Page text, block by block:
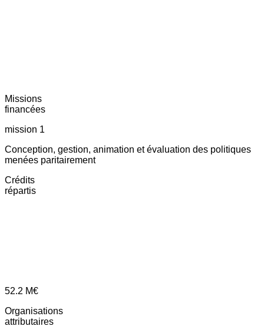
Missions
financées
mission 1
Conception, gestion, animation et évaluation des politiques
menées paritairement
Crédits
répartis
52.2 M€
Organisations
attributaires